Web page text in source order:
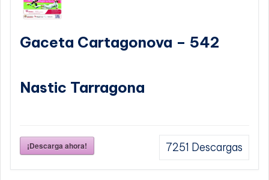
Gaceta Cartagonova – 542
Nastic Tarragona
¡Descarga ahora! 7251 Descargas